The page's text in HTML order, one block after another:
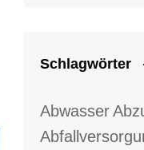
Schlagwörter
Abwasser